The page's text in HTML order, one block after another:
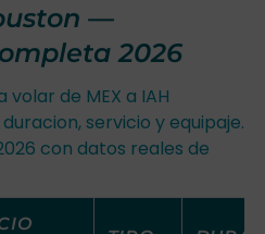
—
2026
de MEX a IAH
servicio y equipaje.
con datos reales de